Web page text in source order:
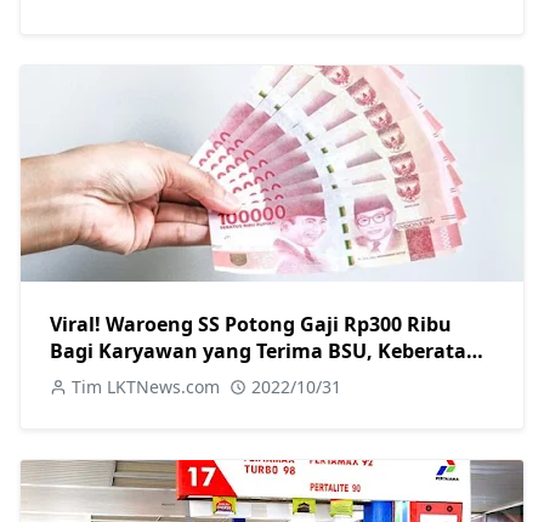
Viral! Waroeng SS Potong Gaji Rp300 Ribu
Bagi Karyawan yang Terima BSU, Keberatan
Silahkan Undur Diri
Tim LKTNews.com 2022/10/31